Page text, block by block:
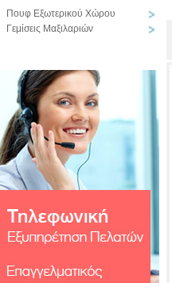
Πουφ Εξωτερικού Χώρου
Γεμίσεις Μαξιλαριών